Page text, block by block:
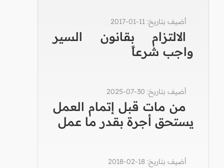
أضيف بتاريخ: 11-01-2017
الالتزام بقانون السير
واجب شرعاً
أضيف بتاريخ: 30-07-2025
من مات قبل إتمام العمل
يستحق أجرة بقدر ما عمل
أضيف بتاريخ: 18-02-2018